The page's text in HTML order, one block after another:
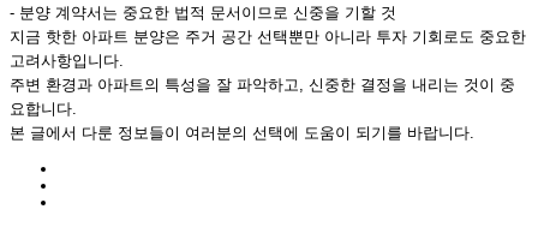
- 분양 계약서는 중요한 법적 문서이므로 신중을 기할 것
지금 핫한 아파트 분양은 주거 공간 선택뿐만 아니라 투자 기회로도 중요한
고려사항입니다.
주변 환경과 아파트의 특성을 잘 파악하고, 신중한 결정을 내리는 것이 중
요합니다.
본 글에서 다룬 정보들이 여러분의 선택에 도움이 되기를 바랍니다.